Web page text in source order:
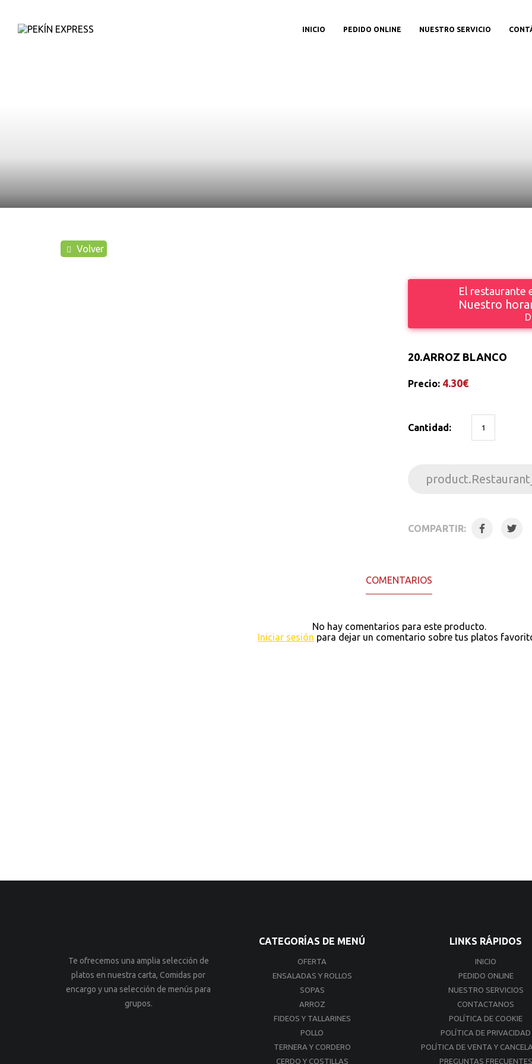
INICIO PEDIDO ONLINE NUESTRO SERVICIO
Volver
El restaurante
Nuestro
20.ARROZ BLANCO
Precio: 4.30€
Cantidad:
COMPARTIR:
COMENTARIOS
No hay comentarios para este producto.
Iniciar sesión para dejar un comentario sobre tus platos
Te ofrecemos una amplia selección de
platos en nuestra carta, Comidas por
encargo y una selección de menús para
grupos.
CATEGORÍAS DE MENÚ
OFERTA
ENSALADAS Y ROLLOS
SOPAS
ARROZ
FIDEOS Y TALLARINES
POLLO
TERNERA Y CORDERO
CERDO Y COSTILLAS
LINKS RÁPIDOS
INICIO
PEDIDO ONLINE
NUESTRO SERVICIOS
CONTACTANOS
POLÍTICA DE COOKIE
POLÍTICA DE PRIVACIDAD
POLÍTICA DE VENTA Y
PREGUNTAS FRECUENTES